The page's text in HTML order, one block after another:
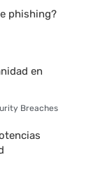
phishing?
en
Breaches